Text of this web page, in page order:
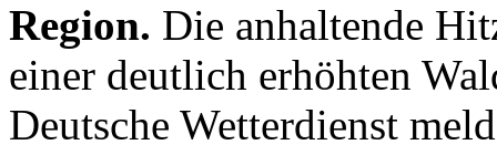
Region. Die anhaltende
einer deutlich erhöhten
Deutsche Wetterdienst